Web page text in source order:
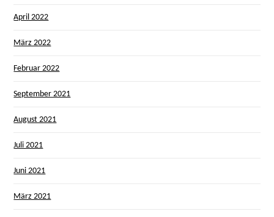
April 2022
März 2022
Februar 2022
September 2021
August 2021
Juli 2021
Juni 2021
März 2021